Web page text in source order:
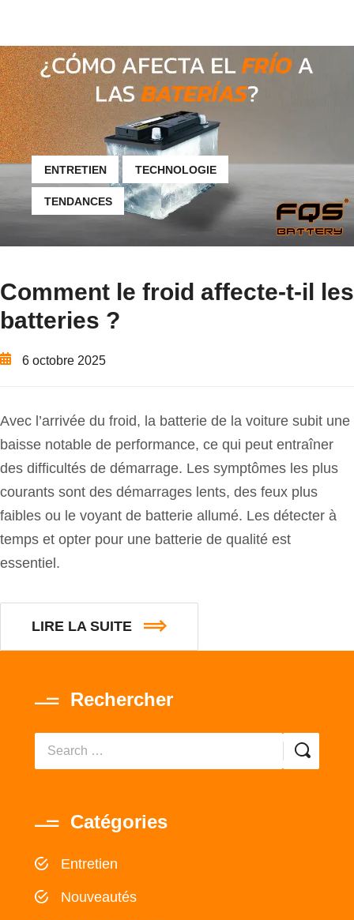
ENTRETIEN TECHNOLOGIE
TENDANCES
Comment le froid affecte-t-il les
batteries ?
6 octobre 2025
Avec l’arrivée du froid, la batterie de la voiture subit une
baisse notable de performance, ce qui peut entraîner
des difficultés de démarrage. Les symptômes les plus
courants sont des démarrages lents, des feux plus
faibles ou le voyant de batterie allumé. Les détecter à
temps et opter pour une batterie de qualité est
essentiel.
LIRE LA SUITE
Rechercher
Catégories
Entretien
Nouveautés